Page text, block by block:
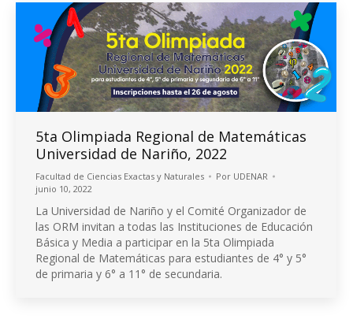
5ta Olimpiada Regional de Matemáticas
Universidad de Nariño, 2022
Facultad de Ciencias Exactas y Naturales Por UDENAR
junio 10, 2022
La Universidad de Nariño y el Comité Organizador de
las ORM invitan a todas las Instituciones de Educación
Básica y Media a participar en la 5ta Olimpiada
Regional de Matemáticas para estudiantes de 4° y 5°
de primaria y 6° a 11° de secundaria.